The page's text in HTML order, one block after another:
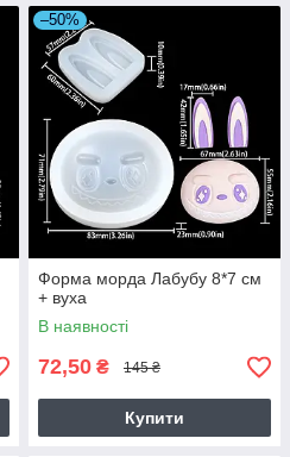
–50%
Форма морда Лабубу 8*7 см
+ вуха
В наявності
72,50 ₴ 145 ₴
Купити